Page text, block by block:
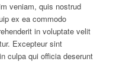
veniam, quis nostrud
ex ea commodo
in voluptate velit
Excepteur sint
culpa qui officia deserunt